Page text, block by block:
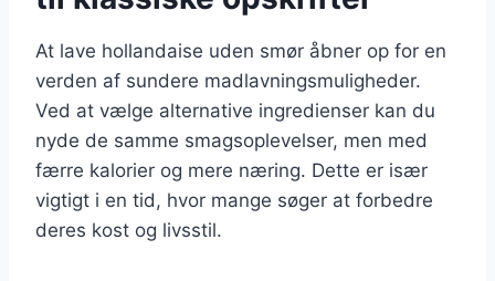
At lave hollandaise uden smør åbner op for en
verden af sundere madlavningsmuligheder.
Ved at vælge alternative ingredienser kan du
nyde de samme smagsoplevelser, men med
færre kalorier og mere næring. Dette er især
vigtigt i en tid, hvor mange søger at forbedre
deres kost og livsstil.